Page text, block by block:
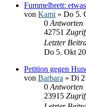
Fummelbrett:
von Kami » Do 5.
0 Antworten
42751
Letzter
Do 5. Okt
Petition gegen
von Barbara » Di
0 Antworten
23915